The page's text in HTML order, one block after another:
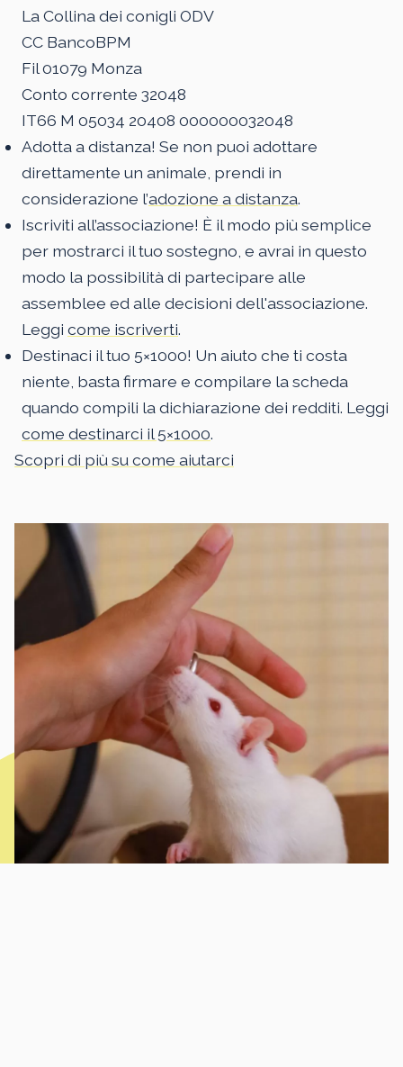
La Collina dei conigli ODV
CC BancoBPM
Fil 01079 Monza
Conto corrente 32048
IT66 M 05034 20408 000000032048
Adotta a distanza! Se non puoi adottare
direttamente un animale, prendi in
considerazione l’adozione a distanza.
Iscriviti all’associazione! È il modo più semplice
per mostrarci il tuo sostegno, e avrai in questo
modo la possibilità di partecipare alle
assemblee ed alle decisioni dell'associazione.
Leggi come iscriverti.
Destinaci il tuo 5×1000! Un aiuto che ti costa
niente, basta firmare e compilare la scheda
quando compili la dichiarazione dei redditi. Leggi
come destinarci il 5×1000.
Scopri di più su come aiutarci